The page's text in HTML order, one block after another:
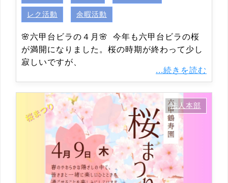
レク活動 余暇活動
🌸六甲台ビラの４月🌸 今年も六甲台ビラの桜
が満開になりました。桜の時期が終わって少し
寂しいですが、
...続きを読む
法人本部